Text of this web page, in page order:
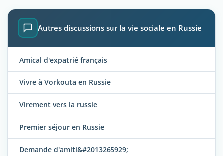
Autres discussions sur la vie sociale en Russie
Amical d'expatrié français
Vivre à Vorkouta en Russie
Virement vers la russie
Premier séjour en Russie
Demande d'amiti&#2013265929;